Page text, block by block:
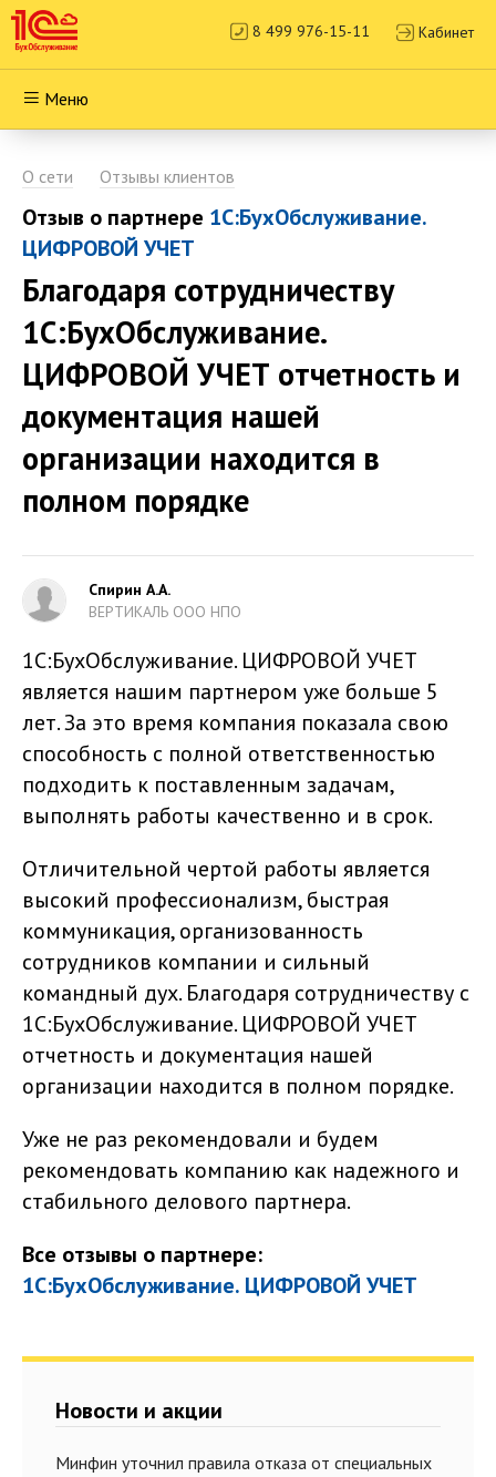
8 499 976-15-11 Кабинет
Меню
О сети Отзывы клиентов
Отзыв о партнере 1С:БухОбслуживание.
ЦИФРОВОЙ УЧЕТ
Благодаря сотрудничеству
1С:БухОбслуживание.
ЦИФРОВОЙ УЧЕТ отчетность и
документация нашей
организации находится в
полном порядке
Спирин А.А.
ВЕРТИКАЛЬ ООО НПО
1С:БухОбслуживание. ЦИФРОВОЙ УЧЕТ
является нашим партнером уже больше 5
лет. За это время компания показала свою
способность с полной ответственностью
подходить к поставленным задачам,
выполнять работы качественно и в срок.
Отличительной чертой работы является
высокий профессионализм, быстрая
коммуникация, организованность
сотрудников компании и сильный
командный дух. Благодаря сотрудничеству с
1С:БухОбслуживание. ЦИФРОВОЙ УЧЕТ
отчетность и документация нашей
организации находится в полном порядке.
Уже не раз рекомендовали и будем
рекомендовать компанию как надежного и
стабильного делового партнера.
Все отзывы о партнере:
1С:БухОбслуживание. ЦИФРОВОЙ УЧЕТ
Новости и акции
Минфин уточнил правила отказа от специальных